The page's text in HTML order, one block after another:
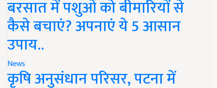
बरसात में पशुओं को बीमारियों से
कैसे बचाएं? अपनाएं ये 5 आसान
उपाय..
News
कृषि अनुसंधान परिसर, पटना में